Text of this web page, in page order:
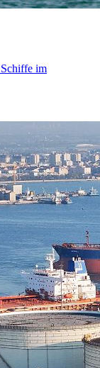
im